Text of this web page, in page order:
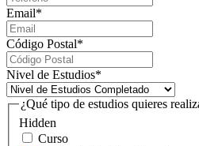
Email*
Código Postal*
Nivel de Estudios*
Hidden
¿Qué tipo de estudios quieres
Curso